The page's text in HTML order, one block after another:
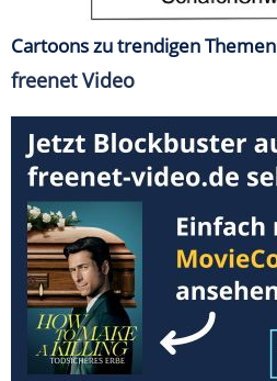
Cartoons zu trendigen Themen
freenet Video